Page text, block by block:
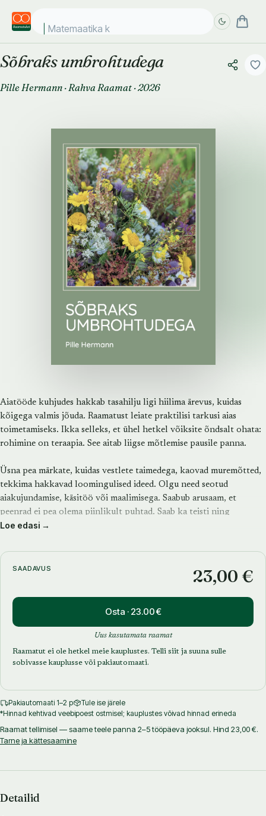
Matemaatika kos
Sõbraks umbrohtudega
Pille Hermann ·Rahva Raamat ·2026
Aiatööde kuhjudes hakkab tasahilju ligi hiilima ärevus, kuidas
kõigega valmis jõuda. Raamatust leiate praktilisi tarkusi aias
toimetamiseks. Ikka selleks, et ühel hetkel võiksite õndsalt ohata:
rohimine on teraapia. See aitab liigse mõtlemise pausile panna.
Üsna pea märkate, kuidas vestlete taimedega, kaovad muremõtted,
tekkima hakkavad loomingulised ideed. Olgu need seotud
aiakujundamise, käsitöö või maalimisega. Saabub arusaam, et
peenrad ei pea olema piinlikult puhtad. Saab ka teisti ning
looduslikud taimed, sageli tuntud kui umbrohud, pakuvad
Taimedega seotud käsitööprojektidesse kaasatud lapsed saavad juba
Loe edasi →
SAADAVUS 23,00 €
Osta · 23.00 €
Uus kasutamata raamat
Raamatut ei ole hetkel meie kauplustes. Telli siit ja suuna sulle
sobivasse kauplusse või pakiautomaati.
Pakiautomaati 1–2 p
Tule ise järele
*Hinnad kehtivad veebipoest ostmisel; kauplustes võivad hinnad erineda
Raamat tellimisel — saame teele panna 2–5 tööpäeva jooksul. Hind 23,00 €.
Tarne ja kättesaamine
Detailid